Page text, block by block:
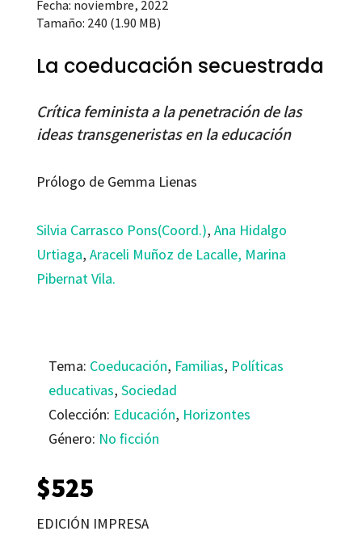
Fecha: noviembre, 2022
Tamaño: 240 (1.90 MB)
La coeducación secuestrada
Crítica feminista a la penetración de las
ideas transgeneristas en la educación
Prólogo de Gemma Lienas
Silvia Carrasco Pons(Coord.), Ana Hidalgo
Urtiaga, Araceli Muñoz de Lacalle, Marina
Pibernat Vila.
Tema: Coeducación, Familias, Políticas
educativas, Sociedad
Colección: Educación, Horizontes
Género: No ficción
$525
EDICIÓN IMPRESA